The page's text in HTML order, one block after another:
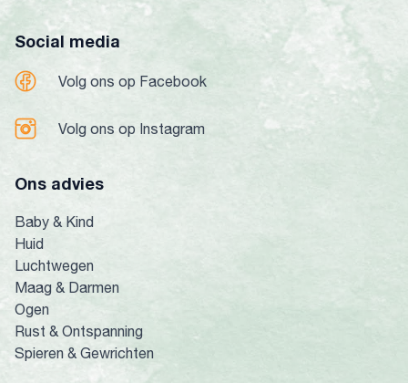
Social media
Volg ons op Facebook
Volg ons op Instagram
Ons advies
Baby & Kind
Huid
Luchtwegen
Maag & Darmen
Ogen
Rust & Ontspanning
Spieren & Gewrichten